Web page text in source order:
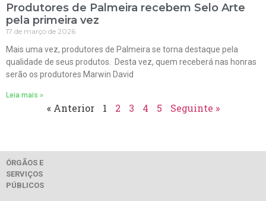
Produtores de Palmeira recebem Selo Arte
pela primeira vez
17 de março de 2026
Mais uma vez, produtores de Palmeira se torna destaque pela
qualidade de seus produtos. Desta vez, quem receberá nas honras
serão os produtores Marwin David
Leia mais »
« Anterior 1 2 3 4 5 Seguinte »
ÓRGÃOS E
SERVIÇOS
PÚBLICOS